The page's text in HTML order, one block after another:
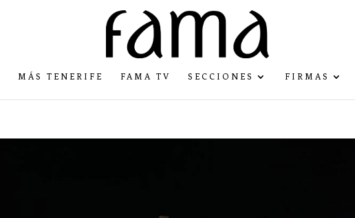
MÁS TENERIFE FAMA TV SECCIONES FIRMAS